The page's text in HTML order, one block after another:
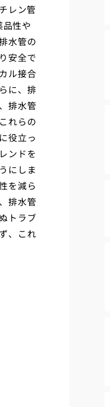
レン管
品性や
水管の
安全で
ル接合
に、排
排水管
れらの
役立っ
ンドを
にしま
を減ら
排水管
トラブ
、これ